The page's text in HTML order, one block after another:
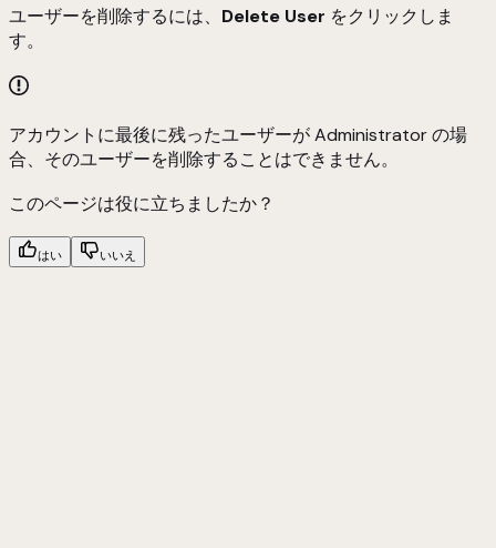
ユーザーを削除するには、 Delete User をクリックしま
す。
アカウントに最後に残ったユーザーが Administrator の場
合、そのユーザーを削除することはできません。
このページは役に立ちましたか？
はい いいえ